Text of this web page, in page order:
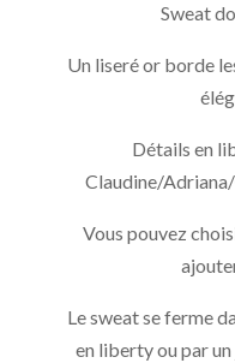
Sweat
Un liseré or borde
Détails en
Claudine/
Vous pouvez
Le sweat se ferme
en liberty ou par